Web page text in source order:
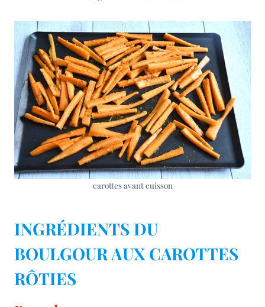
carottes avant cuisson
INGRÉDIENTS DU
BOULGOUR AUX CAROTTES
RÔTIES